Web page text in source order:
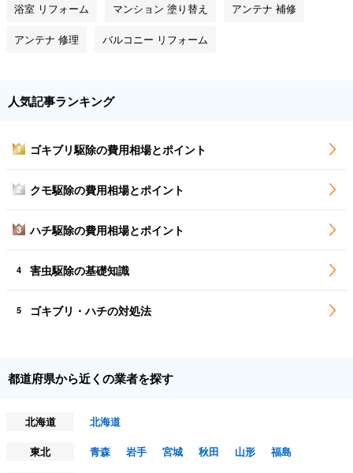
浴室 リフォーム マンション 塗り替え アンテナ 補修
アンテナ 修理 バルコニー リフォーム
人気記事ランキング
1 ゴキブリ駆除の費用相場とポイント
2 クモ駆除の費用相場とポイント
3 ハチ駆除の費用相場とポイント
4 害虫駆除の基礎知識
5 ゴキブリ・ハチの対処法
都道府県から近くの業者を探す
北海道
北海道
東北
青森 岩手 宮城 秋田 山形
福島